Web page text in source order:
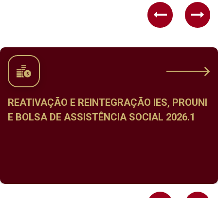
Previous
CALENDÁRIO DE
DISCIPLINAS DO PERÍODO
IES, PROUNI
2026.1